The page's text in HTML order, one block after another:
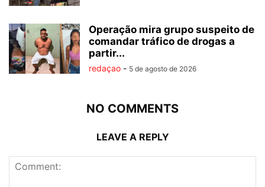
Operação mira grupo suspeito de
comandar tráfico de drogas a
partir...
redaçao - 5 de agosto de 2026
NO COMMENTS
LEAVE A REPLY